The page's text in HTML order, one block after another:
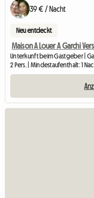
39 € / Nacht
Neu entdeckt
Maison A Louer A Garchi
Unterkunft beim Gastgeber |
2 Pers. | Mindestaufenthalt: 1